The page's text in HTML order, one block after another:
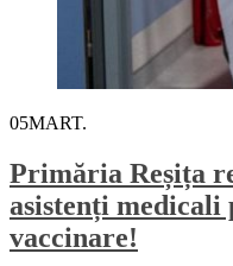
05MART.
Primăria Reșița
asistenți medicali
vaccinare!